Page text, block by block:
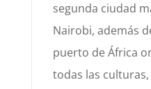
segunda ciudad
Nairobi, además
puerto de África
todas las